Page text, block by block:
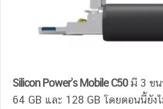
Silicon Power’s Mobile C50มี 3 ขน
64 GB และ 128 GB โดยตอนนี้ยัง